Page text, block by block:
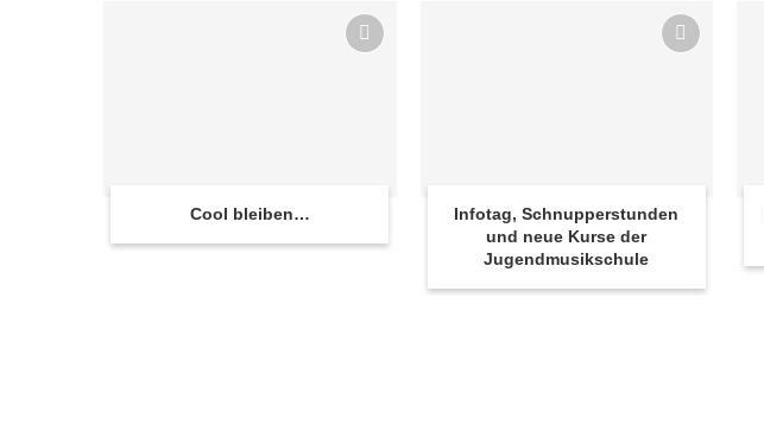
Cool bleiben…
Infotag, Schnupperstunden
und neue Kurse der
Jugendmusikschule